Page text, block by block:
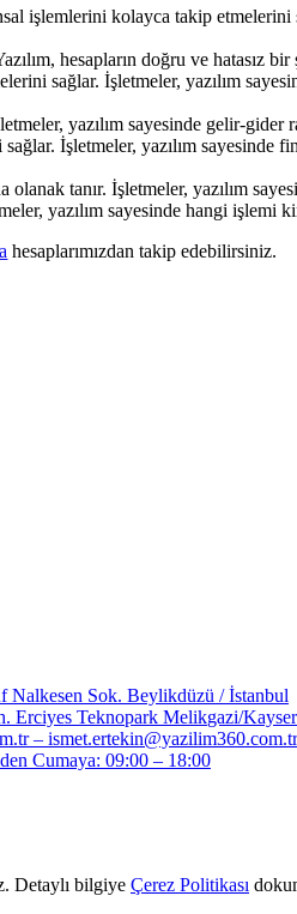
işlemlerini kolayca takip etmelerini
hesapların doğru ve hatasız
sağlar. İşletmeler, yazılım
yazılım sayesinde gelir-
İşletmeler, yazılım
tanır. İşletmeler, yazılım
yazılım sayesinde hangi işlemi
hesaplarımızdan takip edebilirsiniz.
Nalkesen Sok. Beylikdüzü / İstanbul
Erciyes Teknopark Melikgazi/
–
Cumaya: 09:00 – 18:00
Detaylı bilgiye Çerez Politikası